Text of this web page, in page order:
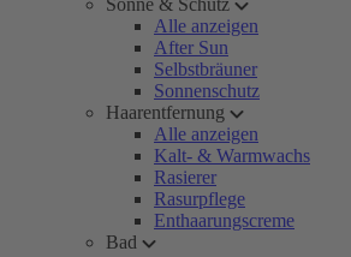
Sonne & Schutz
Alle anzeigen
After Sun
Selbstbräuner
Sonnenschutz
Haarentfernung
Alle anzeigen
Kalt- & Warmwachs
Rasierer
Rasurpflege
Enthaarungscreme
Bad